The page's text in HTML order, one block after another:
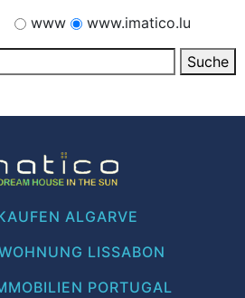
www
www.imatico.lu
ALGARVE
LISSABON
PORTUGAL